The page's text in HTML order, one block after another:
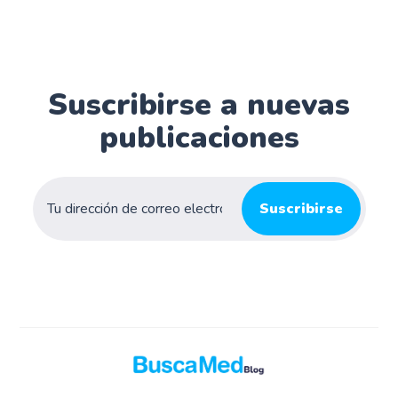
Suscribirse a nuevas
publicaciones
Suscribirse